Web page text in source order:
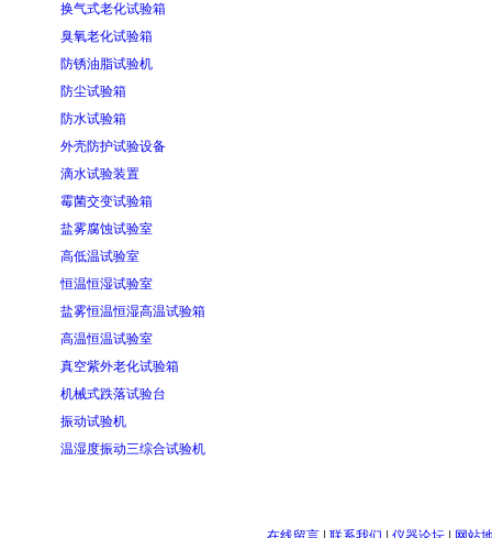
换气式老化试验箱
臭氧老化试验箱
防锈油脂试验机
防尘试验箱
防水试验箱
外壳防护试验设备
滴水试验装置
霉菌交变试验箱
盐雾腐蚀试验室
高低温试验室
恒温恒湿试验室
盐雾恒温恒湿高温试验箱
高温恒温试验室
真空紫外老化试验箱
机械式跌落试验台
振动试验机
温湿度振动三综合试验机